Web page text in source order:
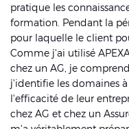
pratique les
formation. Pendant la
pour laquelle le client
Comme j'ai utilisé
chez un AG, je
j'identifie les domaines
l'efficacité de leur
chez AG et chez un